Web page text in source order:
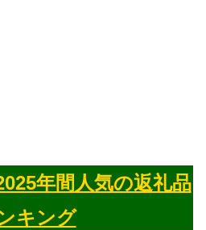
年間人気の返礼品
キング